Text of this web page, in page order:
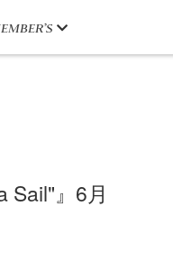
Sail"』6月